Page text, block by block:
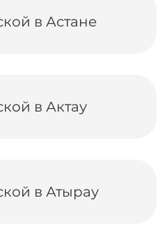
в Астане
в Актау
в Атырау